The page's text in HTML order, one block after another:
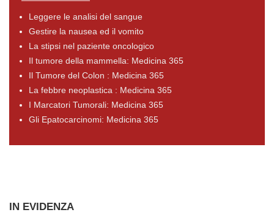
Leggere le analisi del sangue
Gestire la nausea ed il vomito
La stipsi nel paziente oncologico
Il tumore della mammella: Medicina 365
Il Tumore del Colon : Medicina 365
La febbre neoplastica : Medicina 365
I Marcatori Tumorali: Medicina 365
Gli Epatocarcinomi: Medicina 365
IN EVIDENZA